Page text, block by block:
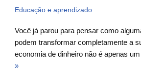
Educação e aprendizado
Você já parou para pensar como
podem transformar completamente a
economia de dinheiro não é apenas
»